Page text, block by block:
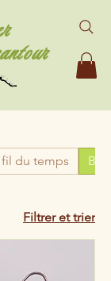
du temps
Filtrer et trier